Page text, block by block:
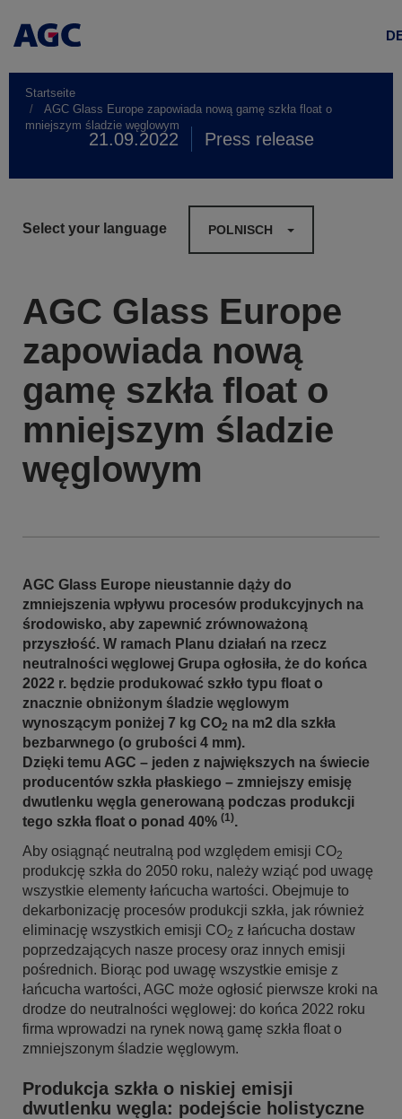
Startseite
AGC Glass Europe zapowiada nową gamę szkła float o
mniejszym śladzie węglowym
21.09.2022 Press release
Select your language POLNISCH
AGC Glass Europe
zapowiada nową
gamę szkła float o
mniejszym śladzie
węglowym
AGC Glass Europe nieustannie dąży do
zmniejszenia wpływu procesów produkcyjnych na
środowisko, aby zapewnić zrównoważoną
przyszłość. W ramach Planu działań na rzecz
neutralności węglowej Grupa ogłosiła, że do końca
2022 r. będzie produkować szkło typu float o
znacznie obniżonym śladzie węglowym
wynoszącym poniżej 7 kg CO2 na m2 dla szkła
bezbarwnego (o grubości 4 mm).
Dzięki temu AGC – jeden z największych na świecie
producentów szkła płaskiego – zmniejszy emisję
dwutlenku węgla generowaną podczas produkcji
tego szkła float o ponad 40% (1).
Aby osiągnąć neutralną pod względem emisji CO2
produkcję szkła do 2050 roku, należy wziąć pod uwagę
wszystkie elementy łańcucha wartości. Obejmuje to
dekarbonizację procesów produkcji szkła, jak również
eliminację wszystkich emisji CO2 z łańcucha dostaw
poprzedzających nasze procesy oraz innych emisji
pośrednich. Biorąc pod uwagę wszystkie emisje z
łańcucha wartości, AGC może ogłosić pierwsze kroki na
drodze do neutralności węglowej: do końca 2022 roku
firma wprowadzi na rynek nową gamę szkła float o
zmniejszonym śladzie węglowym.
Produkcja szkła o niskiej emisji
dwutlenku węgla: podejście holistyczne